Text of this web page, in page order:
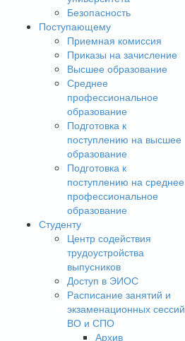
Безопасность
Поступающему
Приемная комиссия
Приказы на зачисление
Высшее образование
Среднее
профессиональное
образование
Подготовка к
поступлению на высшее
образование
Подготовка к
поступлению на среднее
профессиональное
образование
Студенту
Центр содействия
трудоустройства
выпусников
Доступ в ЭИОС
Расписание занятий и
экзаменационных сессий
ВО и СПО
Архив